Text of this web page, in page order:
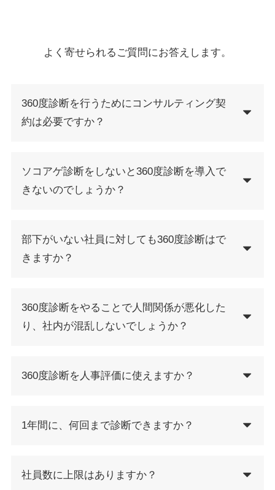
よく寄せられるご質問にお答えします。
360度診断を行うためにコンサルティング契
約は必要ですか？
ソコアゲ診断をしないと360度診断を導入で
きないのでしょうか？
部下がいない社員に対しても360度診断はで
きますか？
360度診断をやることで人間関係が悪化した
り、社内が混乱しないでしょうか？
360度診断を人事評価に使えますか？
1年間に、何回まで診断できますか？
社員数に上限はありますか？